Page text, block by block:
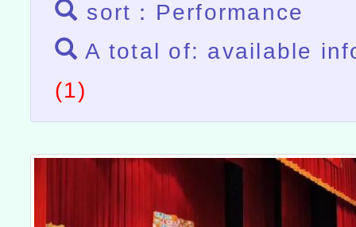
sort：Performance
A total of: available
(1)